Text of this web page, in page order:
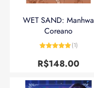
WET SAND: Manhwa
Coreano
de 5
(1)
R$148.00